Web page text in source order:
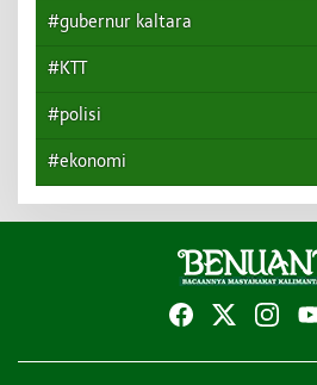
#gubernur kaltara
#KTT
#polisi
#ekonomi